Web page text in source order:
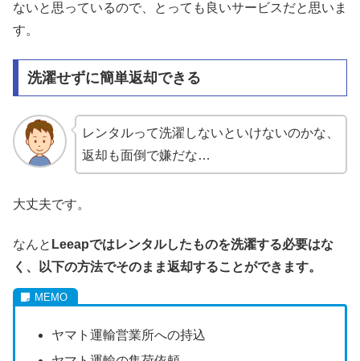
ないと思っているので、とっても良いサービスだと思いま
す。
洗濯せずに簡単返却できる
レンタルって洗濯しないといけないのかな、
返却も面倒で嫌だな…
大丈夫です。
なんと Leeapではレンタルしたものを洗濯する必要はな
く、以下の方法でそのまま返却することができます。
ヤマト運輸営業所への持込